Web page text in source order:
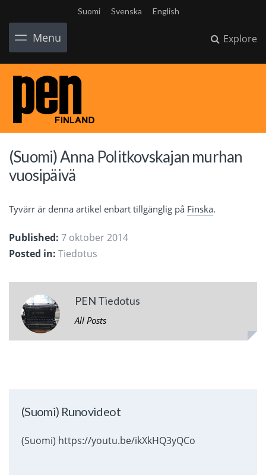
Suomi Svenska English
Menu Explore
(Suomi) Anna Politkovskajan murhan
vuosipäivä
Tyvärr är denna artikel enbart tillgänglig på Finska.
Published: 7 oktober 2014
Posted in: Tiedotus
PEN Tiedotus
All Posts
(Suomi) Runovideot
(Suomi) https://youtu.be/ikXkHQ3yQCo